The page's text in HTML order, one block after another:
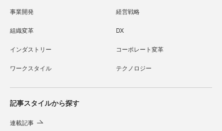
事業開発 経営戦略
組織変革 DX
インダストリー コーポレート変革
ワークスタイル テクノロジー
記事スタイルから探す
連載記事